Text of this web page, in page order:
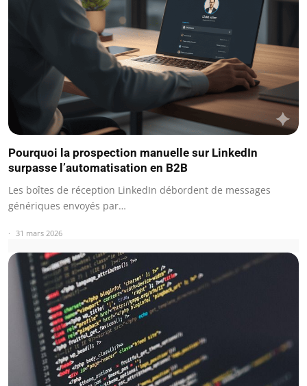
Pourquoi la prospection manuelle sur LinkedIn
surpasse l’automatisation en B2B
Les boîtes de réception LinkedIn débordent de messages
génériques envoyés par…
31 mars 2026